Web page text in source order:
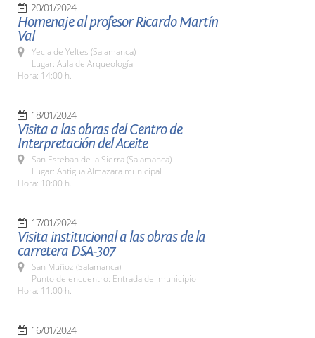
20/01/2024
Homenaje al profesor Ricardo Martín
Val
Yecla de Yeltes (Salamanca)
Lugar: Aula de Arqueología
Hora: 14:00 h.
18/01/2024
Visita a las obras del Centro de
Interpretación del Aceite
San Esteban de la Sierra (Salamanca)
Lugar: Antigua Almazara municipal
Hora: 10:00 h.
17/01/2024
Visita institucional a las obras de la
carretera DSA-307
San Muñoz (Salamanca)
Punto de encuentro: Entrada del municipio
Hora: 11:00 h.
16/01/2024